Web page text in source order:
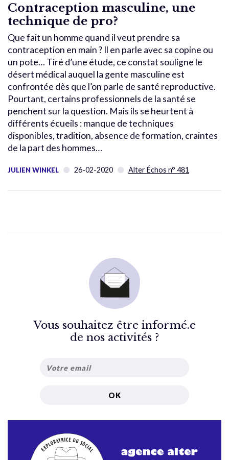
Contraception masculine, une
technique de pro?
Que fait un homme quand il veut prendre sa
contraception en main ? Il en parle avec sa copine ou
un pote… Tiré d’une étude, ce constat souligne le
désert médical auquel la gente masculine est
confrontée dès que l’on parle de santé reproductive.
Pourtant, certains professionnels de la santé se
penchent sur la question. Mais ils se heurtent à
différents écueils : manque de techniques
disponibles, tradition, absence de formation, craintes
de la part des hommes…
JULIEN WINKEL 26-02-2020 Alter Échos n° 481
Vous souhaitez être informé.e
de nos activités ?